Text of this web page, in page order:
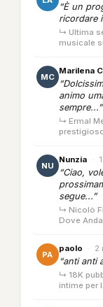
“È un
ricordare
↳ Ultima
musicale
MC
Marilena
animo
sempre...”
↳ Ermal
NU
Nunzia ·
“Ciao,
segue...”
↳ Nicolò
Dove
PA
paolo · 2
“anti anti
↳ 18K
intime per